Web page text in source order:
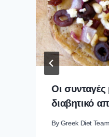
Οι συνταγές
διαβητικό
By Greek Diet Team